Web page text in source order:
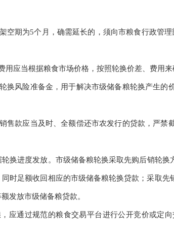
空期为5个月，确需延长的，须向市粮食行政管
用应当根据粮食市场价格，按照轮换价差、费用来
换风险准备金，用于解决市级储备粮轮换产生
售款应当及时、全额偿还市农发行的贷款，严
换进度发放。市级储备粮轮换采取先购后销轮
时足额收回相应的市级储备粮轮换贷款；采取
发放市级储备粮贷款。
应通过规范的粮食交易平台进行公开竞价或定